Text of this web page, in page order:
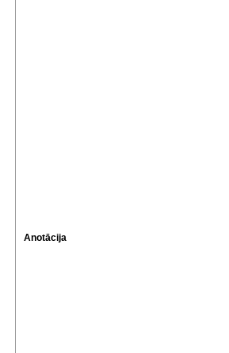
Anotācija